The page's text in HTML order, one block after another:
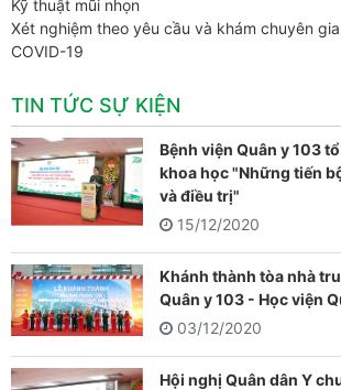
Kỹ thuật mũi nhọn
Xét nghiệm theo yêu cầu và khám chuyên gia
COVID-19
TIN TỨC SỰ KIỆN
Bệnh viện Quân y 103
khoa học "Những tiến
và điều trị"
15/12/2020
Khánh thành tòa nhà
Quân y 103 - Học viện
03/12/2020
Hội nghị Quân dân Y